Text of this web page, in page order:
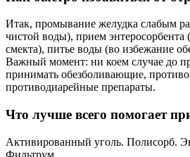
Итак, промывание желудка слабым
чистой воды), прием энтеросорбента
смекта), питье воды (во избежание
Важный момент: ни коем случае до
принимать обезболивающие,
противодиарейные препараты.
Что лучше всего помогает
Активированный уголь. Полисорб.
Фильтрум.